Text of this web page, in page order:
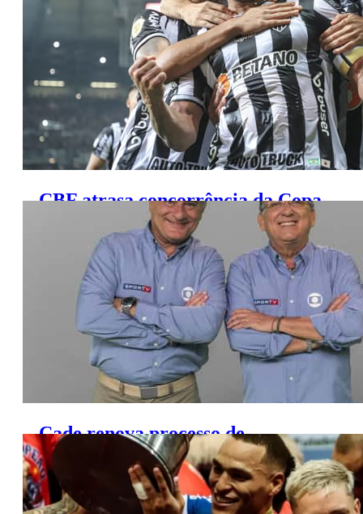
CBF atrasa concorrência da Copa
do Brasil após saída de executivo
Cade renova processo de
investigação contra Globo